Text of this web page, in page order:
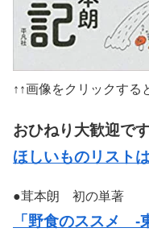
↑↑画像をクリックする
おひねり大歓迎で
ほしいものリスト
●茸本朗 初の単著
「野食のススメ -